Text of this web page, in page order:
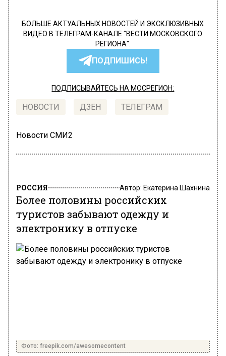
БОЛЬШЕ АКТУАЛЬНЫХ НОВОСТЕЙ И ЭКСКЛЮЗИВНЫХ
ВИДЕО В ТЕЛЕГРАМ-КАНАЛЕ "ВЕСТИ МОСКОВСКОГО
РЕГИОНА".
ПОДПИШИСЬ!
ПОДПИСЫВАЙТЕСЬ НА МОСРЕГИОН:
НОВОСТИ ДЗЕН ТЕЛЕГРАМ
Новости СМИ2
РОССИЯ Автор: Екатерина Шахнина
Более половины российских
туристов забывают одежду и
электронику в отпуске
Фото: freepik.com/awesomecontent